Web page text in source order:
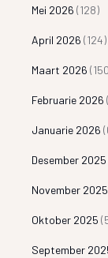
Mei 2026 (128)
April 2026 (124)
Maart 2026
Februarie 2026
Januarie 2026
Desember 2025
November 2025
Oktober 2025
September